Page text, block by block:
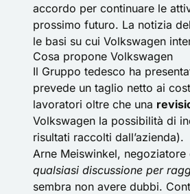
accordo per continuare le
prossimo futuro. La notizia
le basi su cui Volkswagen
Cosa propone Volkswagen
Il Gruppo tedesco ha
prevede un taglio netto ai
lavoratori oltre che una
Volkswagen la possibilità di
risultati raccolti dall’azienda).
Arne Meiswinkel,
qualsiasi discussione per
sembra non avere dubbi.